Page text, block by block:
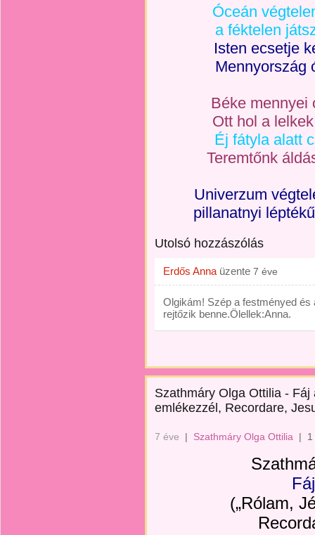
Óceán
a féktelen
Isten ecsetje
Mennyország
Béke mennyei
Ott hol a
Éj fátyla alatt
Teremtőnk
Univerzum
pillanatnyi
Utolsó hozzászólás
Erdős Anna üzente 7 éve
Olgikám! Szép a festményed
rejtőzik benne.Ölellek:Anna.
Szathmáry Olga Ottilia -
emlékezzél, Recordare,
7 éve | Szathmáry Olga Ottilia |
(„Rólam,